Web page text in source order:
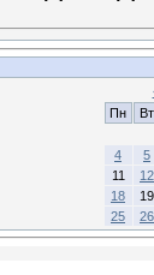
Пн
Вт
4
5
11
12
18
19
25
26